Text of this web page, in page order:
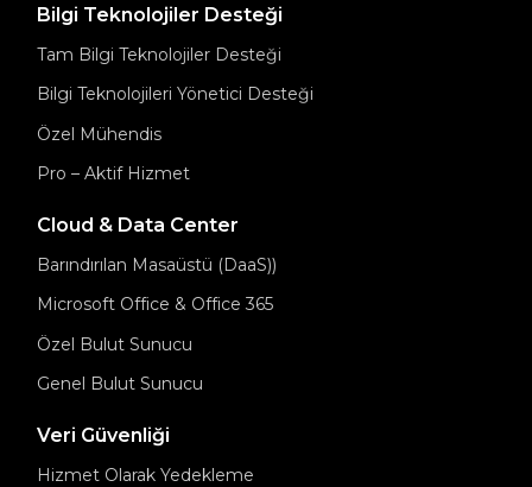
Bilgi Teknolojiler Desteği
Tam Bilgi Teknolojiler Desteği
Bilgi Teknolojileri Yönetici Desteği
Özel Mühendis
Pro – Aktif Hizmet
Cloud & Data Center
Barındırılan Masaüstü (DaaS))
Microsoft Office & Office 365
Özel Bulut Sunucu
Genel Bulut Sunucu
Veri Güvenliği
Hizmet Olarak Yedekleme